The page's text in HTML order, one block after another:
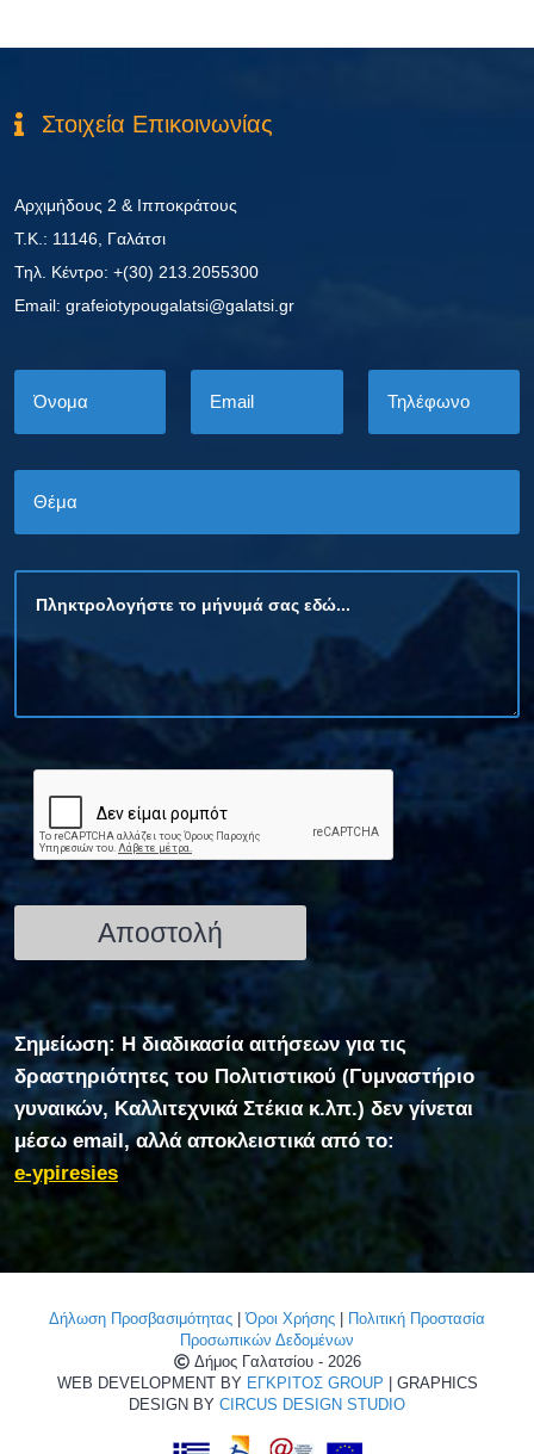
Στοιχεία Επικοινωνίας
Αρχιμήδους 2 & Ιπποκράτους
Τ.Κ.: 11146, Γαλάτσι
Τηλ. Κέντρο: +(30) 213.2055300
Εmail: grafeiotypougalatsi@galatsi.gr
Σημείωση: Η διαδικασία αιτήσεων για τις
δραστηριότητες του Πολιτιστικού (Γυμναστήριο
γυναικών, Καλλιτεχνικά Στέκια κ.λπ.) δεν γίνεται
μέσω email, αλλά αποκλειστικά από το:
e-ypiresies
Δήλωση Προσβασιμότητας |Όροι Χρήσης
Πολιτική Προστασία
Προσωπικών Δεδομένων
Δήμος Γαλατσίου - 2026
WEB DEVELOPMENT BY ΕΓΚΡΙΤΟΣ GROUP | GRAPHICS
DESIGN BY CIRCUS DESIGN STUDIO